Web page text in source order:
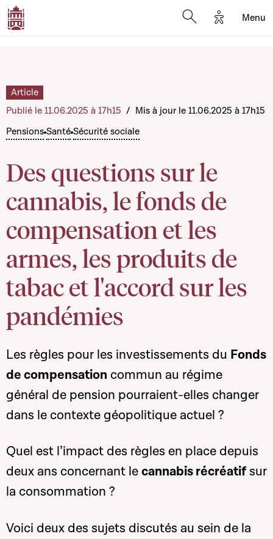
Options
Menu
Pensions Santé Sécurité sociale
Des questions sur le
cannabis, le fonds de
compensation et les
armes, les produits de
tabac et l'accord sur les
pandémies
Article
Publié le 11.06.2025 à 17h15 / Mis à jour le 11.06.2025 à 17h15
Les règles pour les investissements du Fonds
de compensation commun au régime
général de pension pourraient-elles changer
dans le contexte géopolitique actuel ?
Quel est l’impact des règles en place depuis
deux ans concernant lecannabis récréatif sur
la consommation ?
Voici deux des sujets discutés au sein de la